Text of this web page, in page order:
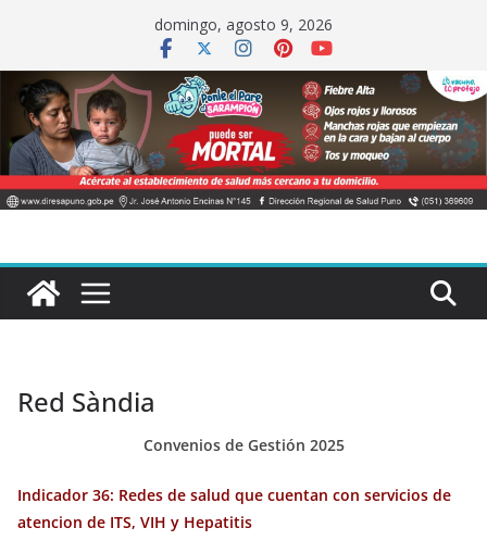
contenido
domingo, agosto 9, 2026
Red Sàndia
Convenios de Gestión 2025
Indicador 36: Redes de salud que cuentan con servicios de
atencion de ITS, VIH y Hepatitis